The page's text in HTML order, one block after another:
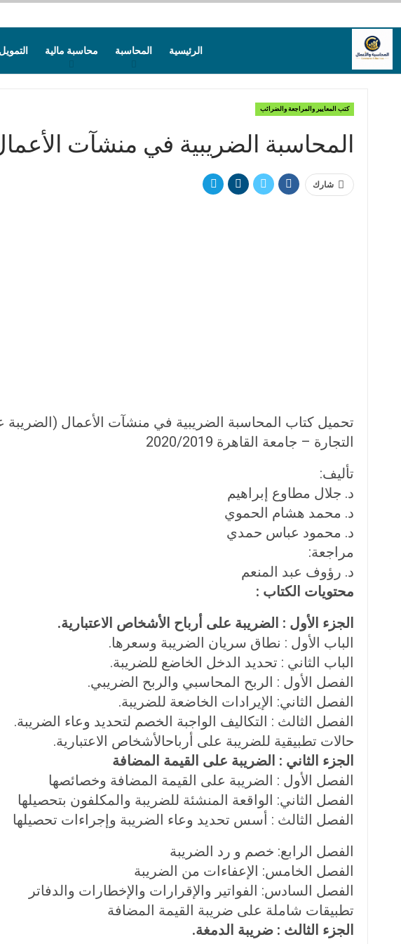
الرئيسية المحاسبة محاسبة مالية
كتب المعايير والمراجعة والضرائب
المحاسبة الضريبية في منشآت
شارك
تحميل كتاب المحاسبة الضريبية في منشآت الأعمال (الضريبة
التجارة – جامعة القاهرة 2020/2019
تأليف:
د. جلال مطاوع إبراهيم
د. محمد هشام الحموي
د. محمود عباس حمدي
مراجعة:
د. رؤوف عبد المنعم
محتويات الكتاب :
الجزء الأول : الضريبة على أرباح الأشخاص الاعتبارية.
الباب الأول : نطاق سريان الضريبة وسعرها.
الباب الثاني : تحديد الدخل الخاضع للضريبة.
الفصل الأول : الربح المحاسبي والربح الضريبي.
الفصل الثاني: الإيرادات الخاضعة للضريبة.
الفصل الثالث : التكاليف الواجبة الخصم لتحديد وعاء الضريبة.
حالات تطبيقية للضريبة على أرباحالأشخاص الاعتبارية.
الجزء الثاني : الضريبة على القيمة المضافة
الفصل الأول : الضريبة على القيمة المضافة وخصائصها
الفصل الثاني: الواقعة المنشئة للضريبة والمكلفون بتحصيلها
الفصل الثالث : أسس تحديد وعاء الضريبة وإجراءات تحصيلها
الفصل الرابع: خصم و رد الضريبة
الفصل الخامس: الإعفاءات من الضريبة
الفصل السادس: الفواتير والإقرارات والإخطارات والدفاتر
تطبيقات شاملة على ضريبة القيمة المضافة
الجزء الثالث : ضريبة الدمغة.